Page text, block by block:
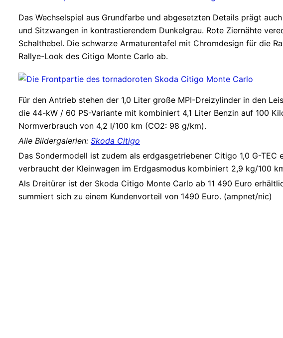
Das Wechselspiel aus Grundfarbe und abgesetzten Details prägt
und Sitzwangen in kontrastierendem Dunkelgrau. Rote Ziernähte
Schalthebel. Die schwarze Armaturentafel mit Chromdesign für die
Rallye-Look des Citigo Monte Carlo ab.
Für den Antrieb stehen der 1,0 Liter große MPI-Dreizylinder in den
die 44-kW / 60 PS-Variante mit kombiniert 4,1 Liter Benzin auf 100
Normverbrauch von 4,2 l/100 km (CO2: 98 g/km).
Alle Bildergalerien: Skoda Citigo
Das Sondermodell ist zudem als erdgasgetriebener Citigo 1,0 G-
verbraucht der Kleinwagen im Erdgasmodus kombiniert 2,9 kg/100
Als Dreitürer ist der Skoda Citigo Monte Carlo ab 11 490 Euro
summiert sich zu einem Kundenvorteil von 1490 Euro. (ampnet/nic)